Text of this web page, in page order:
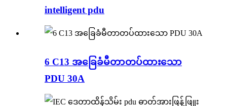
intelligent pdu
6 C13 အခြေခံမီတာတပ်ထားသော
PDU 30A